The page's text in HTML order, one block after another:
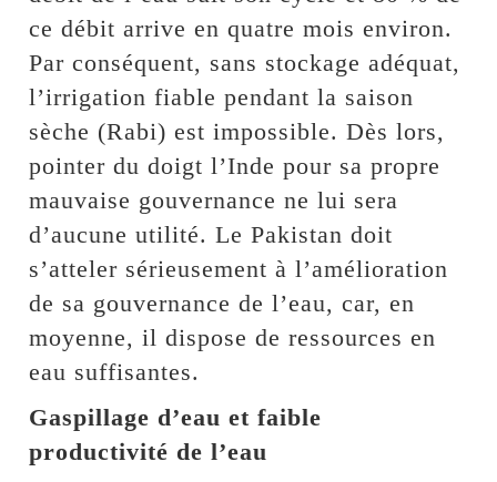
ce débit arrive en quatre mois environ.
Par conséquent, sans stockage adéquat,
l’irrigation fiable pendant la saison
sèche (Rabi) est impossible. Dès lors,
pointer du doigt l’Inde pour sa propre
mauvaise gouvernance ne lui sera
d’aucune utilité. Le Pakistan doit
s’atteler sérieusement à l’amélioration
de sa gouvernance de l’eau, car, en
moyenne, il dispose de ressources en
eau suffisantes.
Gaspillage d’eau et faible
productivité de l’eau